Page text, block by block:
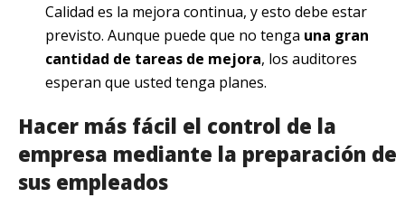
Calidad es la mejora continua, y esto debe estar
previsto. Aunque puede que no tenga una gran
cantidad de tareas de mejora, los auditores
esperan que usted tenga planes.
Hacer más fácil el control de la
empresa mediante la preparación de
sus empleados